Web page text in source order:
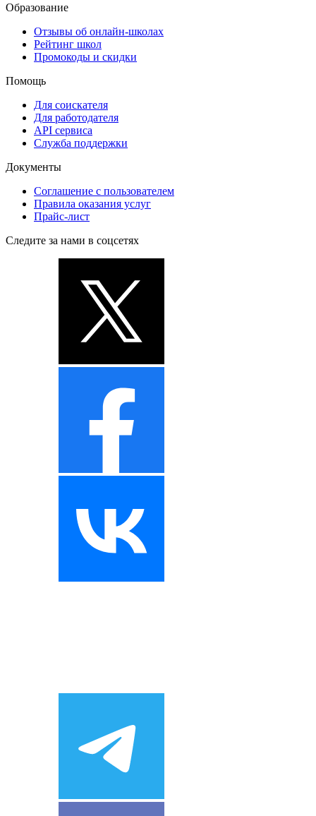
Образование
Отзывы об онлайн-школах
Рейтинг школ
Промокоды и скидки
Помощь
Для соискателя
Для работодателя
API сервиса
Служба поддержки
Документы
Соглашение с пользователем
Правила оказания услуг
Прайс-лист
Следите за нами в соцсетях